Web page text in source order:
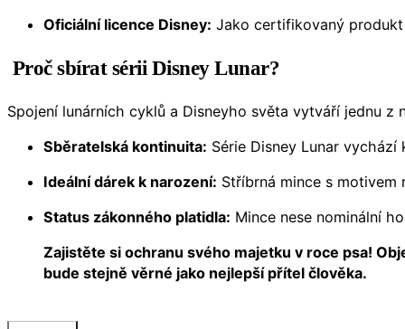
Oficiální licence Disney: Jako certifikovaný produkt
Proč sbírat sérii Disney Lunar?
Spojení lunárních cyklů a Disneyho světa vytváří jednu
Sběratelská kontinuita: Série Disney Lunar
Ideální dárek k narození: Stříbrná mince s
Status zákonného platidla: Mince nese nominální
Zajistěte si ochranu svého majetku v roce psa!
bude stejně věrné jako nejlepší přítel člověka.